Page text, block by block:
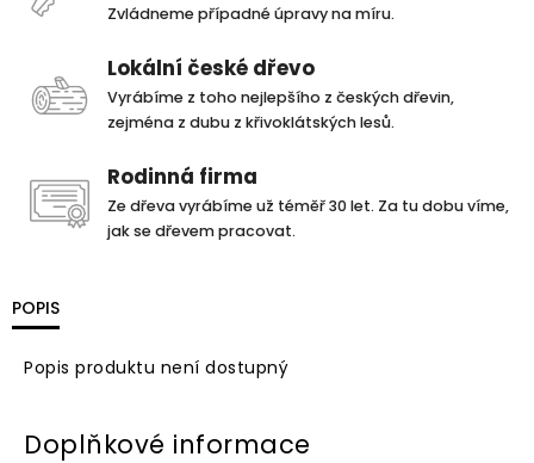
Zvládneme případné úpravy na míru.
Lokální české dřevo
Vyrábíme z toho nejlepšího z českých dřevin,
zejména z dubu z křivoklátských lesů.
Rodinná firma
Ze dřeva vyrábíme už téměř 30 let. Za tu dobu víme,
jak se dřevem pracovat.
POPIS
Popis produktu není dostupný
Doplňkové informace